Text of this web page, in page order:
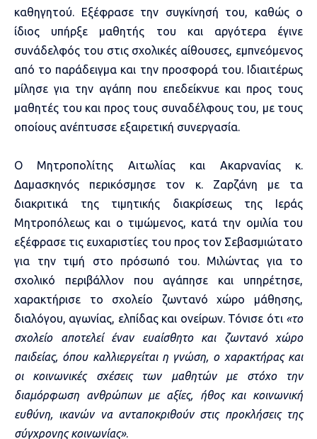
καθηγητού. Εξέφρασε την συγκίνησή του, καθώς ο
ίδιος υπήρξε μαθητής του και αργότερα έγινε
συνάδελφός του στις σχολικές αίθουσες, εμπνεόμενος
από το παράδειγμα και την προσφορά του. Ιδιαιτέρως
μίλησε για την αγάπη που επεδείκνυε και προς τους
μαθητές του και προς τους συναδέλφους του, με τους
οποίους ανέπτυσσε εξαιρετική συνεργασία.
Ο Μητροπολίτης Αιτωλίας και Ακαρνανίας κ.
Δαμασκηνός περικόσμησε τον κ. Ζαρζάνη με τα
διακριτικά της τιμητικής διακρίσεως της Ιεράς
Μητροπόλεως και ο τιμώμενος, κατά την ομιλία του
εξέφρασε τις ευχαριστίες του προς τον Σεβασμιώτατο
για την τιμή στο πρόσωπό του. Μιλώντας για το
σχολικό περιβάλλον που αγάπησε και υπηρέτησε,
χαρακτήρισε το σχολείο ζωντανό χώρο μάθησης,
διαλόγου, αγωνίας, ελπίδας και ονείρων. Τόνισε ότι «το
σχολείο αποτελεί έναν ευαίσθητο και ζωντανό χώρο
παιδείας, όπου καλλιεργείται η γνώση, ο χαρακτήρας και
οι κοινωνικές σχέσεις των μαθητών με στόχο την
διαμόρφωση ανθρώπων με αξίες, ήθος και κοινωνική
ευθύνη, ικανών να ανταποκριθούν στις προκλήσεις της
σύγχρονης κοινωνίας».